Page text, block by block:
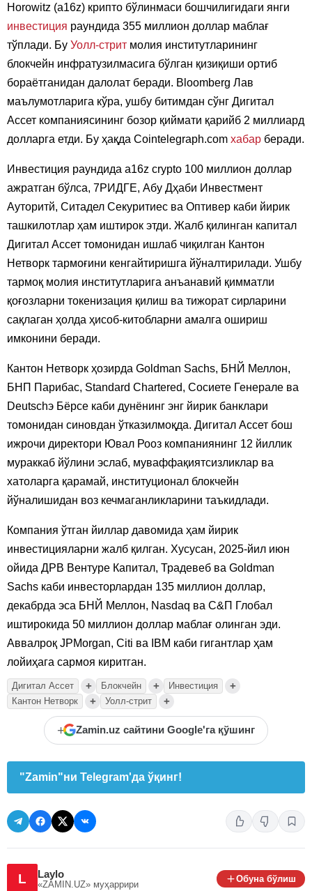
Horowitz (a16z) крипто бўлинмаси бошчилигидаги янги
инвестиция раундида 355 миллион доллар маблағ
тўплади. Бу Уолл-стрит молия институтларининг
блокчейн инфратузилмасига бўлган қизиқиши ортиб
бораётганидан далолат беради. Bloomberg Лав
маълумотларига кўра, ушбу битимдан сўнг Дигитал
Ассет компаниясининг бозор қиймати қарийб 2 миллиард
долларга етди. Бу ҳақда Cointelegraph.com хабар беради.
Инвестиция раундида a16z crypto 100 миллион доллар
ажратган бўлса, 7РИДГE, Абу Дҳаби Инвестмент
Ауторитй, Ситадел Секуритиес ва Оптивер каби йирик
ташкилотлар ҳам иштирок этди. Жалб қилинган капитал
Дигитал Ассет томонидан ишлаб чиқилган Кантон
Нетворк тармоғини кенгайтиришга йўналтирилади. Ушбу
тармоқ молия институтларига анъанавий қимматли
қоғозларни токенизация қилиш ва тижорат сирларини
сақлаган ҳолда ҳисоб-китобларни амалга ошириш
имконини беради.
Кантон Нетворк ҳозирда Goldman Sachs, БНЙ Меллон,
БНП Парибас, Standard Chartered, Сосиете Генерале ва
Deutschэ Бёрсе каби дунёнинг энг йирик банклари
томонидан синовдан ўтказилмоқда. Дигитал Ассет бош
ижрочи директори Ювал Рооз компаниянинг 12 йиллик
мураккаб йўлини эслаб, муваффақиятсизликлар ва
хатоларга қарамай, институционал блокчейн
йўналишидан воз кечмаганликларини таъкидлади.
Компания ўтган йиллар давомида ҳам йирик
инвестицияларни жалб қилган. Хусусан, 2025-йил июн
ойида ДРВ Вентуре Капитал, Традевеб ва Goldman
Sachs каби инвесторлардан 135 миллион доллар,
декабрда эса БНЙ Меллон, Nasdaq ва С&П Глобал
иштирокида 50 миллион доллар маблағ олинган эди.
Аввалроқ JPMorgan, Citi ва IBM каби гигантлар ҳам
лойиҳага сармоя киритган.
Дигитал Ассет + Блокчейн + Инвестиция +
Кантон Нетворк + Уолл-стрит +
+ Zamin.uz сайтини Google'га қўшинг
"Zamin"ни Telegram'да ўқинг!
L Laylo
«ZAMIN.UZ» муҳаррири
Обуна бўлиш